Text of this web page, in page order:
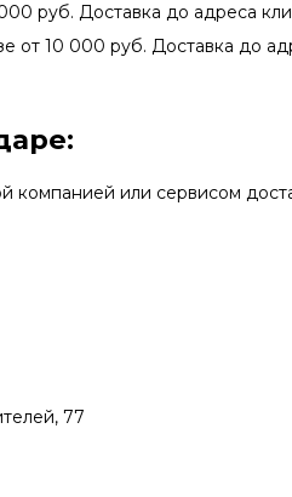
руб. Доставка до адреса
от 10 000 руб. Доставка до
компанией или сервисом
77